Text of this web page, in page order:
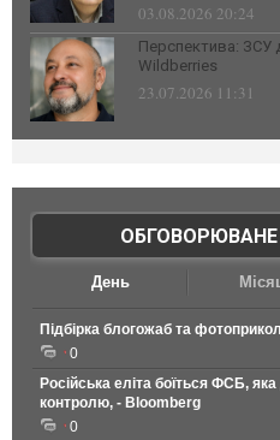
03.08.2026 20:24
Перспектива: ЗСУ
Wildberries
23.07.2026 11:31
ОБГОВОРЮВАНЕ
День
Підбірка блогожаб та
0
Російська еліта боїться ФСБ,
контролю, - Bloomberg
0